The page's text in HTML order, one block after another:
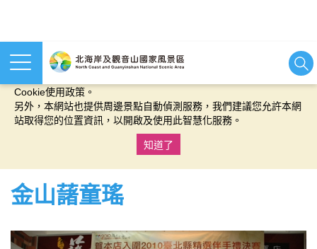
本網站使用cookies等相關技術以持續優化網站服務，並有助於為
Cookie使用政策。
另外，本網站也提供周邊景點自動偵測服務，我們建議您允許本網
站取得您的位置資訊，以開啟及使用此智慧化服務。
知道了
金山藷童瑤